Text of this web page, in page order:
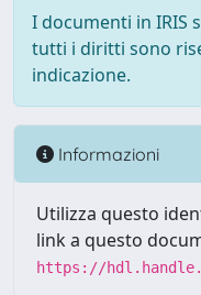
I documenti in IRIS
tutti i diritti sono
indicazione.
Informazioni
Utilizza questo
link a questo
https://